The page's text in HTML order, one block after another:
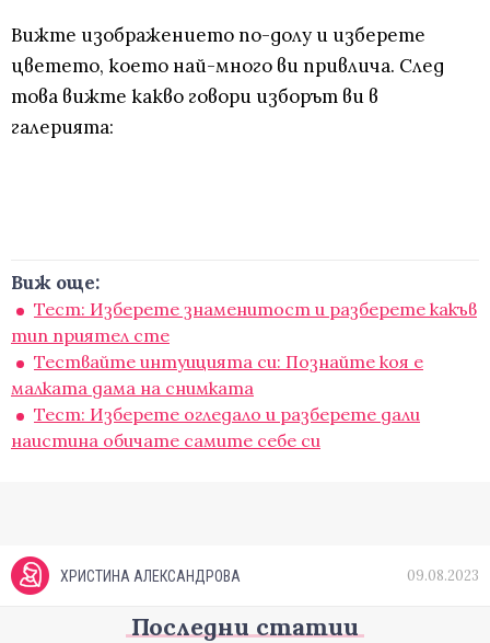
Вижте изображението по-долу и изберете
цветето, което най-много ви привлича. След
това вижте какво говори изборът ви в
галерията:
Виж още:
Тест: Изберете знаменитост и разберете какъв
тип приятел сте
Тествайте интуицията си: Познайте коя е
малката дама на снимката
Тест: Изберете огледало и разберете дали
наистина обичате самите себе си
ХРИСТИНА АЛЕКСАНДРОВА 09.08.2023
Последни статии